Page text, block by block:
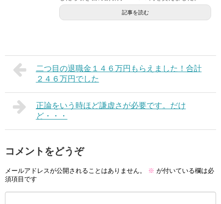
記事を読む
二つ目の退職金１４６万円もらえました！合計
２４６万円でした
正論をいう時ほど謙虚さが必要です。だけ
ど・・・
コメントをどうぞ
メールアドレスが公開されることはありません。 ※ が付いている欄は必
須項目です